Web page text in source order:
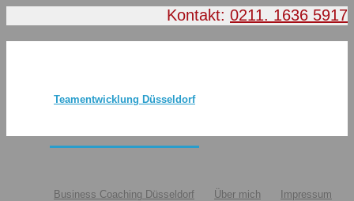
Kontakt: 0211. 1636 5917
Teamentwicklung Düsseldorf
Business Coaching Düsseldorf Über mich Impressum